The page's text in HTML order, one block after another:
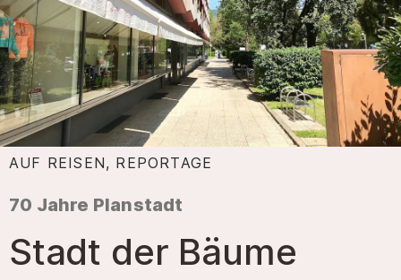
AUF REISEN, REPORTAGE
70 Jahre Planstadt
Stadt der Bäume